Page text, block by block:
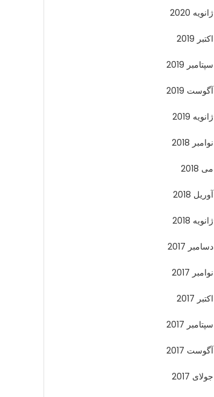
ژانویه 2020
اکتبر 2019
سپتامبر 2019
آگوست 2019
ژانویه 2019
نوامبر 2018
می 2018
آوریل 2018
ژانویه 2018
دسامبر 2017
نوامبر 2017
اکتبر 2017
سپتامبر 2017
آگوست 2017
جولای 2017